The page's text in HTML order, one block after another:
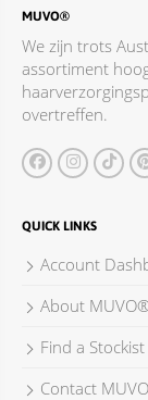
MUVO®
We zijn trots
assortiment
overtreffen.
QUICK LINKS
Account
About
Find a Stockist
Contact MUVO